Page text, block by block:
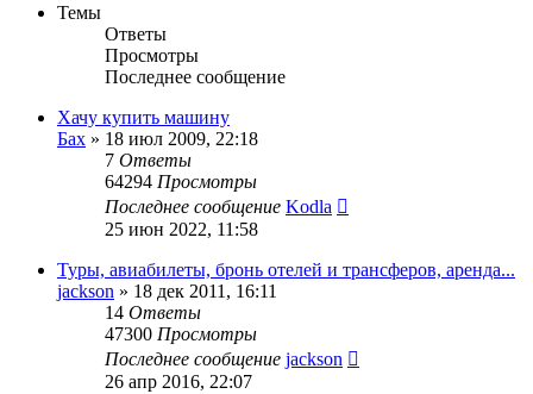
Темы
Ответы
Просмотры
Последнее сообщение
Хачу купить машину
Бах » 18 июл 2009, 22:18
7 Ответы
64294 Просмотры
Последнее сообщение Kodla
25 июн 2022, 11:58
Туры, авиабилеты, бронь отелей и трансферов, аренда...
jackson » 18 дек 2011, 16:11
14 Ответы
47300 Просмотры
Последнее сообщение jackson
26 апр 2016, 22:07